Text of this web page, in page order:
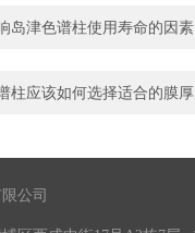
岛津色谱柱使用寿命的因素
柱应该如何选择适合的膜厚
公司